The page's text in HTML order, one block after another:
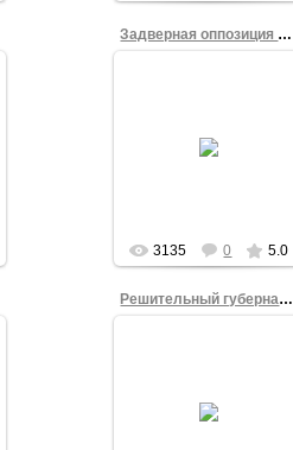
Задверная оппозиция Омска
хватило сидячих мест
на встрече с
3135 0 5.0
Решительный губернатор
войны (Иртышская
набережная, 9) не